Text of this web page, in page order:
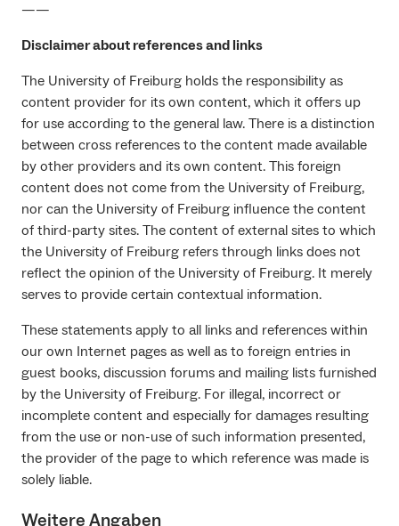
——
Disclaimer about references and links
The University of Freiburg holds the responsibility as
content provider for its own content, which it offers up
for use according to the general law. There is a distinction
between cross references to the content made available
by other providers and its own content. This foreign
content does not come from the University of Freiburg,
nor can the University of Freiburg influence the content
of third-party sites. The content of external sites to which
the University of Freiburg refers through links does not
reflect the opinion of the University of Freiburg. It merely
serves to provide certain contextual information.
These statements apply to all links and references within
our own Internet pages as well as to foreign entries in
guest books, discussion forums and mailing lists furnished
by the University of Freiburg. For illegal, incorrect or
incomplete content and especially for damages resulting
from the use or non-use of such information presented,
the provider of the page to which reference was made is
solely liable.
Weitere Angaben